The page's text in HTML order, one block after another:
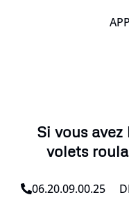
Si vous
volets
06.20.09.00.25